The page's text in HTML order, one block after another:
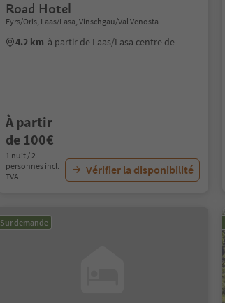
Road Hotel
Eyrs/Oris, Laas/Lasa, Vinschgau/Val Venosta
4.2 km à partir de Laas/Lasa centre de
À partir
de 100€
1 nuit / 2
personnes incl.
TVA
Vérifier la disponibilité
Sur demande